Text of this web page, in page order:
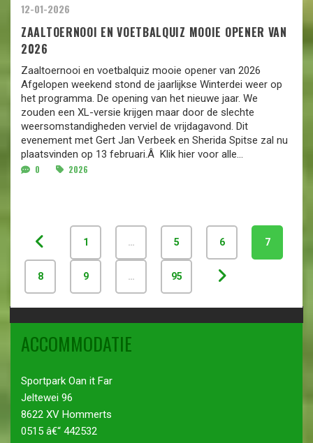
12-01-2026
ZAALTOERNOOI EN VOETBALQUIZ MOOIE OPENER VAN
2026
Zaaltoernooi en voetbalquiz mooie opener van 2026
Afgelopen weekend stond de jaarlijkse Winterdei weer op
het programma. De opening van het nieuwe jaar. We
zouden een XL-versie krijgen maar door de slechte
weersomstandigheden verviel de vrijdagavond. Dit
evenement met Gert Jan Verbeek en Sherida Spitse zal nu
plaatsvinden op 13 februari.Â Klik hier voor alle...
0 2026
1 … 5 6 7
8 9 … 95
ACCOMMODATIE
Sportpark Oan it Far
Jeltewei 96
8622 XV Hommerts
0515 â€“ 442532